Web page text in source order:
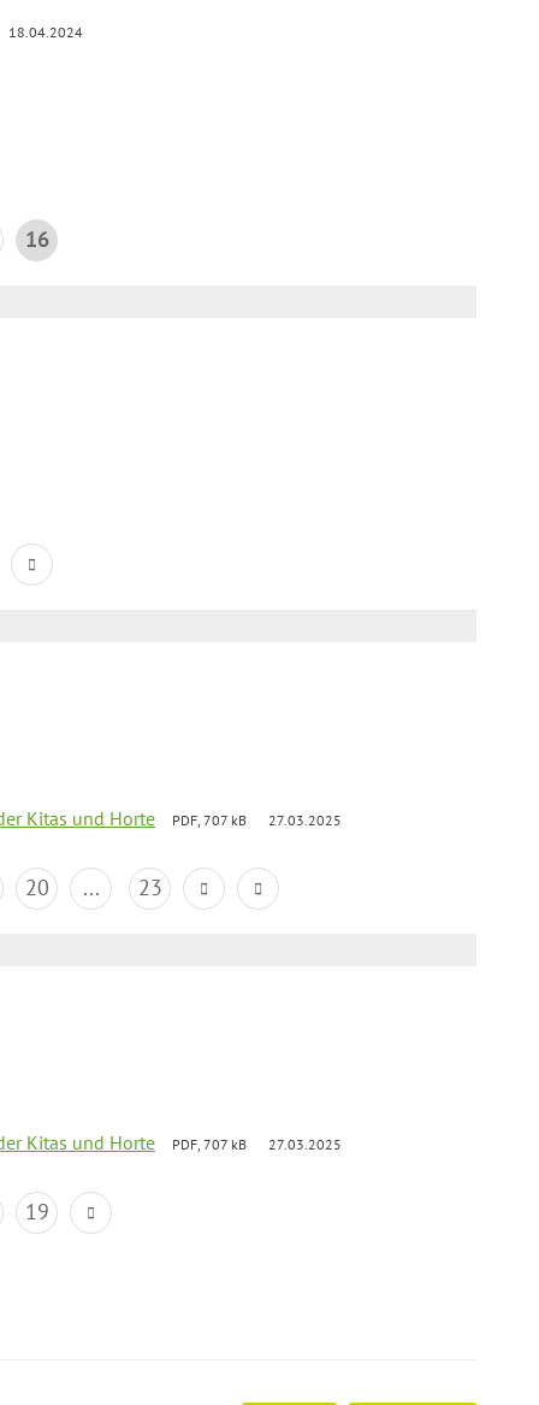
18.04.2024
16
Kitas und Horte PDF, 707 kB 27.03.2025
20 ... 23
Kitas und Horte PDF, 707 kB 27.03.2025
19